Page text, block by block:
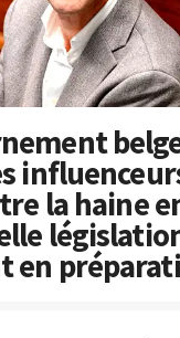
la haine
en